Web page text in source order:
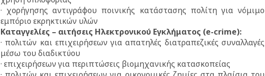
· χορήγησης αντιγράφου ποινικής κατάστασης πολίτη για νόμιμο
εμπόριο εκρηκτικών υλών
Καταγγελίες – αιτήσεις Ηλεκτρονικού Εγκλήματος (e-crime):
· πολιτών και επιχειρήσεων για απατηλές διατραπεζικές συναλλαγές
μέσω του διαδικτύου
· επιχειρήσεων για περιπτώσεις βιομηχανικής κατασκοπείας